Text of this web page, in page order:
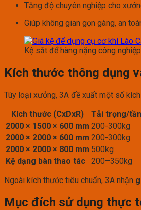
Tăng độ chuyên nghiệp cho
Giúp không gian gọn gàng, an
Kệ sắt để hàng nặng công
Kích thước thông dụng
Tùy loại xưởng, 3A đề xuất một số
Kích thước (CxDxR)
Tải trọng/
2000 × 1500 × 600 mm 200-300kg
2000 × 2000 × 600 mm 200-300kg
2000 × 2000 × 800 mm 500kg
Kệ dạng bàn thao tác
200–350kg
Ngoài kích thước tiêu chuẩn, 3A nhận
Mục đích sử dụng thực